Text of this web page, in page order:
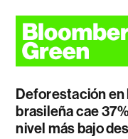
Deforestación en
brasileña cae
nivel más bajo